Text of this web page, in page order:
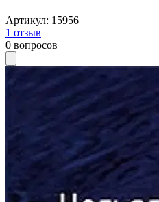
Артикул: 15956
1 отзыв
0 вопросов